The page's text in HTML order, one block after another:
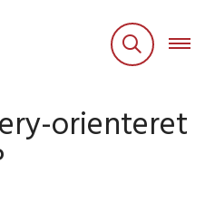
orienteret